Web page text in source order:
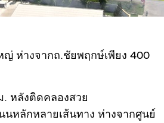
ห่างจากถ.ชัยพฤกษ์เพียง 400
หลังติดคลองสวย
นหลักหลายเส้นทาง ห่างจากศูนย์